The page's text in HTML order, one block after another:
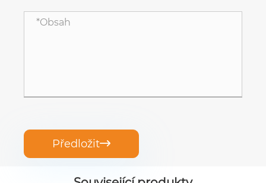
Předložit